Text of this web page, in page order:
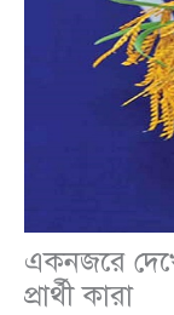
একনজরে
প্রার্থী কারা